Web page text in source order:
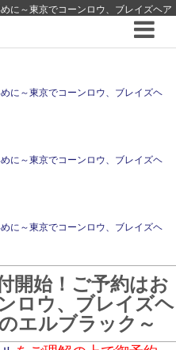
に～東京でコーンロウ、ブレイズヘア
更新 ｜hair Design EL-black - 池袋 - エ
に～東京でコーンロウ、ブレイズヘ
に～東京でコーンロウ、ブレイズヘ
に～東京でコーンロウ、ブレイズヘ
開始！ご予約はお
ロウ、ブレイズヘ
エルブラック～